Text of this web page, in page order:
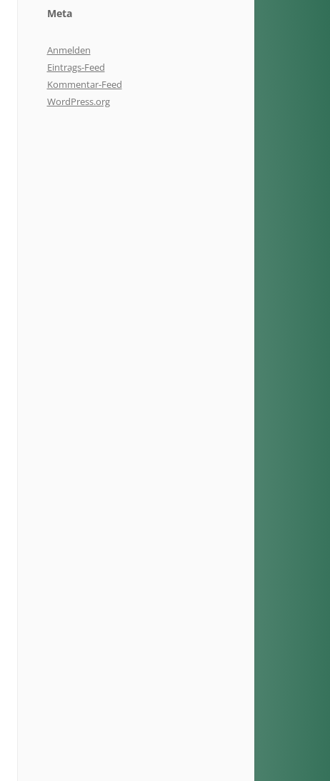
Meta
Anmelden
Eintrags-Feed
Kommentar-Feed
WordPress.org